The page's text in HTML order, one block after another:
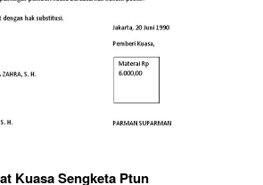
Kuasa Sengketa Ptun